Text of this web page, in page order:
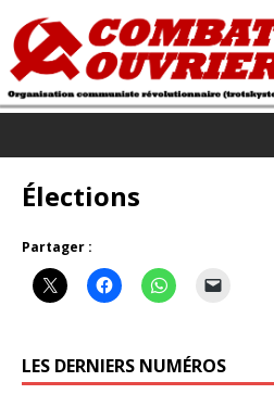
Élections
Partager :
LES DERNIERS NUMÉROS